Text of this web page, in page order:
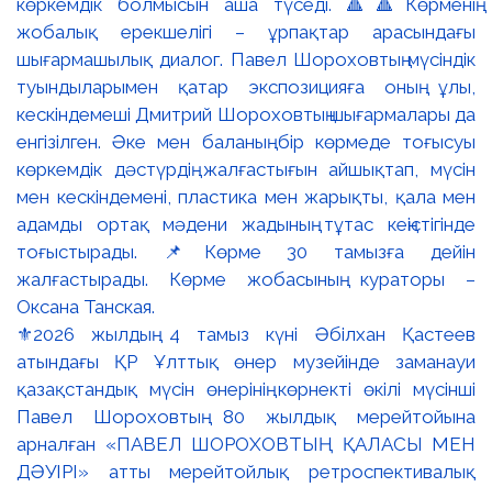
⚜️2026 жылдың 4 тамыз күні Әбілхан Қастеев
атындағы ҚР Ұлттық өнер музейінде заманауи
қазақстандық мүсін өнерінің көрнекті өкілі мүсінші
Павел Шороховтың 80 жылдық мерейтойына
арналған «ПАВЕЛ ШОРОХОВТЫҢ ҚАЛАСЫ МЕН
ДӘУІРІ» атты мерейтойлық ретроспективалық